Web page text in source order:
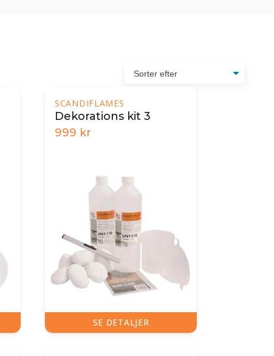
SCANDIFLAMES
Dekorations kit 3
999 kr
SE DETALJER